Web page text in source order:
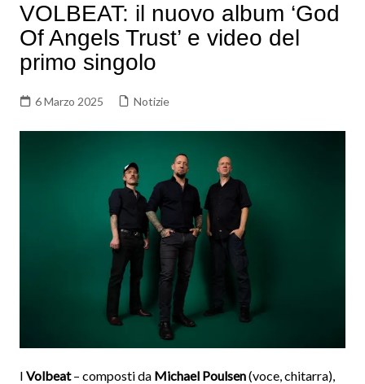
VOLBEAT: il nuovo album ‘God
Of Angels Trust’ e video del
primo singolo
6 Marzo 2025 Notizie
I Volbeat– composti da Michael Poulsen(voce, chitarra),